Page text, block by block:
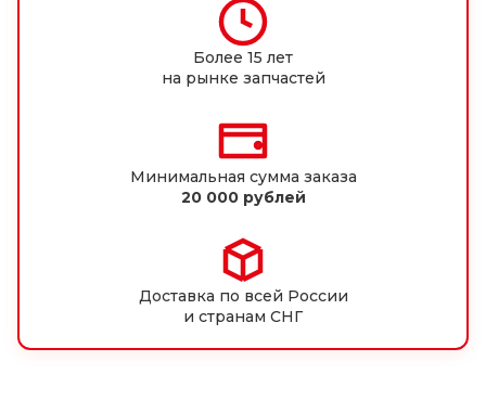
Более 15 лет
на рынке запчастей
Минимальная сумма заказа
20 000 рублей
Доставка по всей России
и странам СНГ